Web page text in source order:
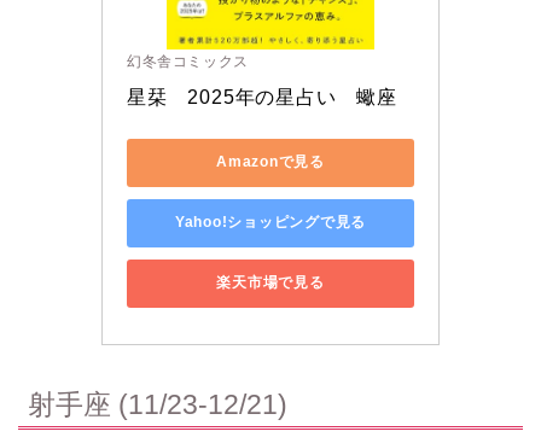
幻冬舎コミックス
星栞　2025年の星占い　蠍座
Amazonで見る
Yahoo!ショッピングで見る
楽天市場で見る
射手座 (11/23-12/21)